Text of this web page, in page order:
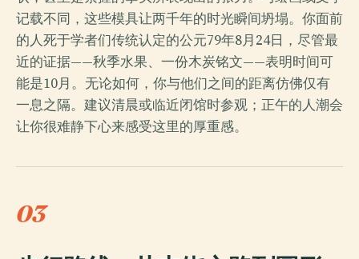
记载不同，这些模具让两千年的时光瞬间坍塌。你面前
的人死于学者们传统认定的公元79年8月24日，尽管最
近的证据——秋季水果、一份木炭铭文——表明时间可
能是10月。无论如何，你与他们之间的距离仿佛仅有
一息之隔。建议清晨或临近闭馆时参观；正午的人潮会
让你很难静下心来感受这里的厚重感。
03